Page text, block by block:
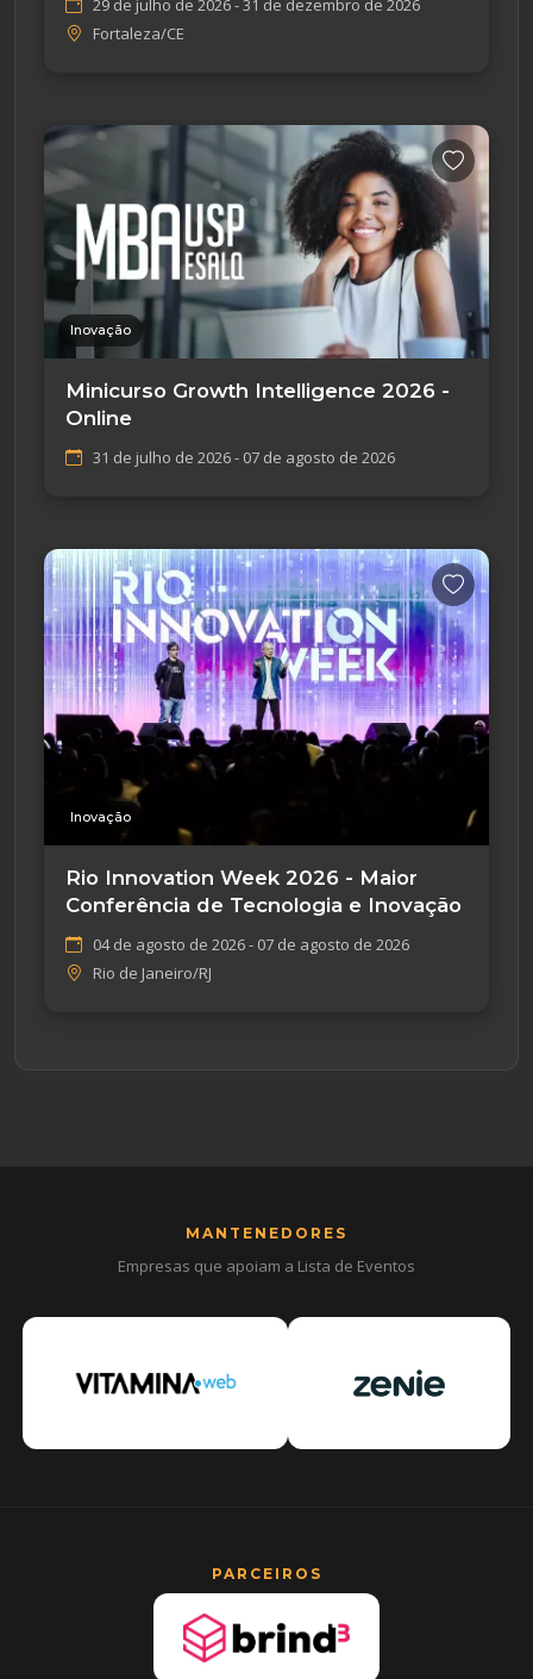
29 de julho de 2026 - 31 de dezembro de 2026
Fortaleza/CE
Inovação
Minicurso Growth Intelligence 2026 -
Online
31 de julho de 2026 - 07 de agosto de 2026
Inovação
Rio Innovation Week 2026 - Maior
Conferência de Tecnologia e Inovação
04 de agosto de 2026 - 07 de agosto de 2026
Rio de Janeiro/RJ
MANTENEDORES
Empresas que apoiam a Lista de Eventos
PARCEIROS